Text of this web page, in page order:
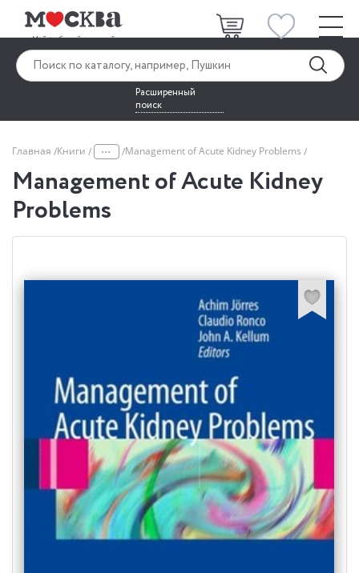
Расширенный
поиск
Главная Книги ... Management of Acute Kidney Problems
Management of Acute Kidney
Problems